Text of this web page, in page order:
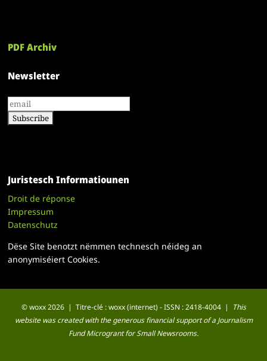
PDF Archiv
Newsletter
Juristesch Informatiounen
Droit de réponse
Impressum
Datenschutz
Dëse Site benotzt nëmmen technesch néideg an
anonymiséiert Cookies.
© woxx 2026 | Titre-clé : woxx (internet) - ISSN : 2418-4004 |
This
website was created with the generous financial support of a Journalism
Fund Microgrant for Small Newsrooms.